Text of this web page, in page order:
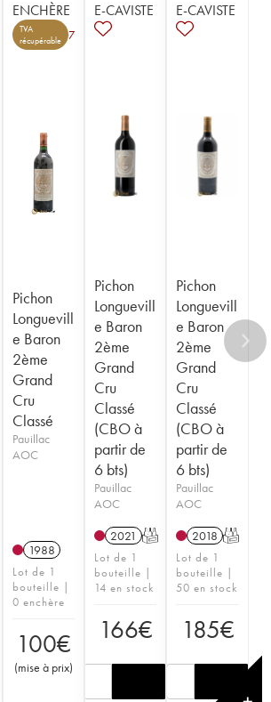
ENCHÈRE
TVA
récupérable
7
Pichon
Longuevill
e Baron
2ème
Grand
Cru
Classé
Pauillac
AOC
1988
Lot de 1
bouteille |
0 enchère
100€
(mise à prix)
E-CAVISTE
Pichon
Longuevill
e Baron
2ème
Grand
Cru
Classé
(CBO à
partir de
6 bts)
Pauillac
AOC
2021 T
Lot de 1
bouteille |
14 en stock
166€
E-CAVISTE
Pichon
Longuevill
e Baron
2ème
Grand
Cru
Classé
(CBO à
partir de
6 bts)
Pauillac
AOC
2018 T
Lot de 1
bouteille |
50 en stock
185€